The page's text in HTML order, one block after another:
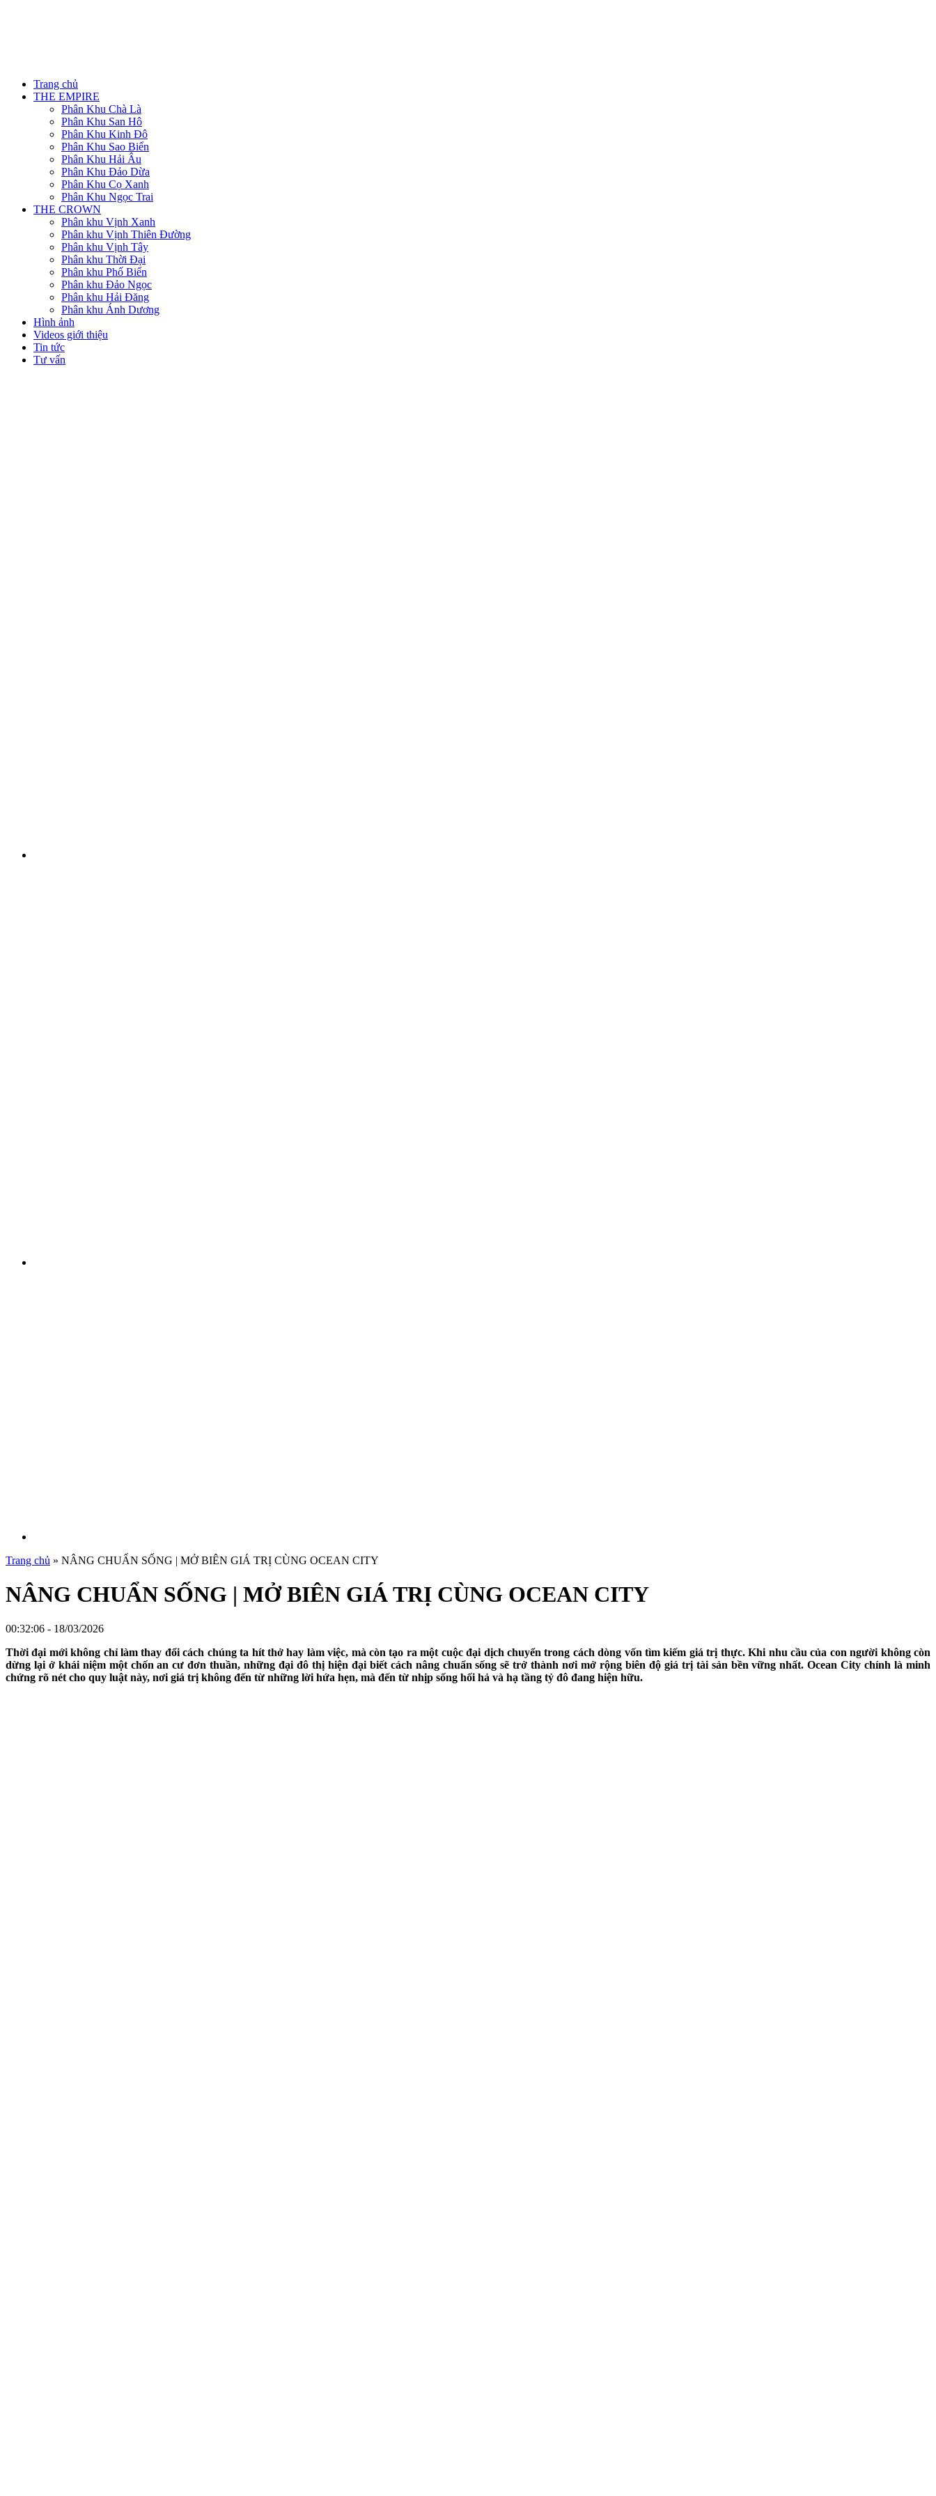
Trang chủ
THE EMPIRE
Phân Khu Chà Là
Phân Khu San Hô
Phân Khu Kinh Đô
Phân Khu Sao Biển
Phân Khu Hải Âu
Phân Khu Đảo Dừa
Phân Khu Cọ Xanh
Phân Khu Ngọc Trai
THE CROWN
Phân khu Vịnh Xanh
Phân khu Vịnh Thiên Đường
Phân khu Vịnh Tây
Phân khu Thời Đại
Phân khu Phố Biển
Phân khu Đảo Ngọc
Phân khu Hải Đăng
Phân khu Ánh Dương
Hình ảnh
Videos giới thiệu
Tin tức
Tư vấn
Trang chủ » NÂNG CHUẨN SỐNG | MỞ BIÊN GIÁ TRỊ CÙNG OCEAN CITY
NÂNG CHUẨN SỐNG | MỞ BIÊN GIÁ TRỊ CÙNG OCEAN CITY
00:32:06 - 18/03/2026
Thời đại mới không chỉ làm thay đổi cách chúng ta hít thở hay làm việc, mà còn tạo ra một cuộc đại dịch chuyển trong cách dòng vốn tìm kiếm giá trị thực. Khi nhu cầu của con người không còn
dừng lại ở khái niệm một chốn an cư đơn thuần, những đại đô thị hiện đại biết cách nâng chuẩn sống sẽ trở thành nơi mở rộng biên độ giá trị tài sản bền vững nhất. Ocean City chính là minh
chứng rõ nét cho quy luật này, nơi giá trị không đến từ những lời hứa hẹn, mà đến từ nhịp sống hối hả và hạ tầng tỷ đô đang hiện hữu.